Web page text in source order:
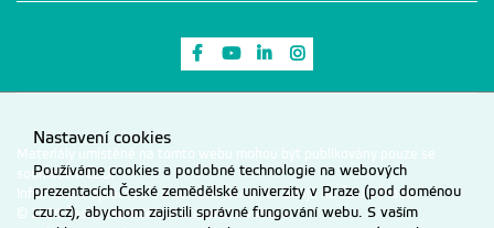
Odkaz na Facebook
Odkaz na Youtube
Odkaz na LinkedIn
Materiály umístěné na tomto webu mohou být publikovány pouze se
souhlasem ČZU.
Informace o zpracování a ochraně osobních údajů na ČZU v Praze.
© 2026 Česká zemědělská univerzita v Praze
Nastavení cookies
Používáme cookies a podobné technologie na webových
prezentacích České zemědělské univerzity v Praze (pod doménou
czu.cz), abychom zajistili správné fungování webu. S vaším